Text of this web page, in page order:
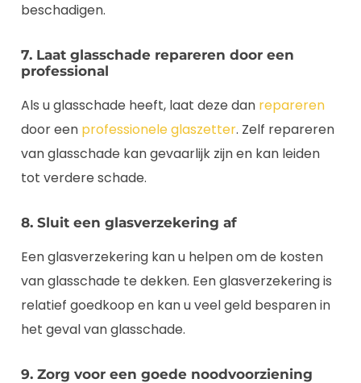
beschadigen.
7. Laat glasschade repareren door een
professional
Als u glasschade heeft, laat deze dan repareren
door een professionele glaszetter. Zelf repareren
van glasschade kan gevaarlijk zijn en kan leiden
tot verdere schade.
8. Sluit een glasverzekering af
Een glasverzekering kan u helpen om de kosten
van glasschade te dekken. Een glasverzekering is
relatief goedkoop en kan u veel geld besparen in
het geval van glasschade.
9. Zorg voor een goede noodvoorziening